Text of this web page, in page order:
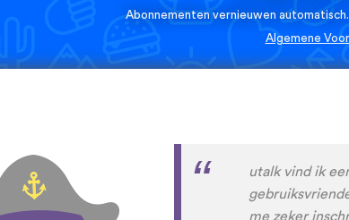
Abonnementen vernieuwen
Algemene
Hele prettige
duidelijk